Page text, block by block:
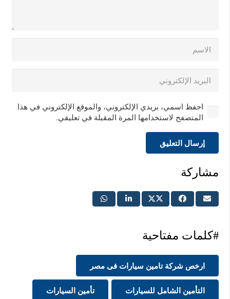
احفظ اسمي، بريدي الإلكتروني، والموقع الإلكتروني في هذا
المتصفح لاستخدامها المرة المقبلة في تعليقي.
إرسال التعليق
مشاركة
#كلمات مفتاحية
ارخص شركة تامين سيارات فى مصر
التأمين الشامل للسيارات تأمين السيارات